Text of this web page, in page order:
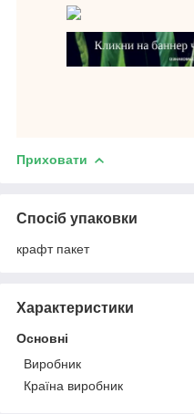
Приховати
Спосіб упаковки
крафт пакет
Характеристики
Основні
Виробник
Країна виробник